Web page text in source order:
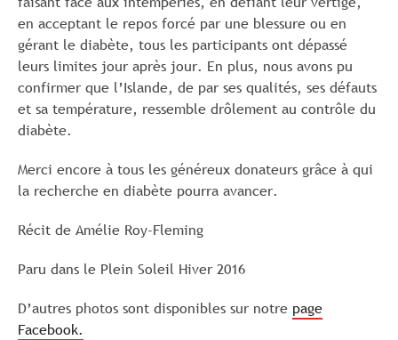
en acceptant le repos forcé par une blessure ou en
gérant le diabète, tous les participants ont dépassé
leurs limites jour après jour. En plus, nous avons pu
confirmer que l’Islande, de par ses qualités, ses défauts
et sa température, ressemble drôlement au contrôle du
diabète.
Merci encore à tous les généreux donateurs grâce à qui
la recherche en diabète pourra avancer.
Récit de Amélie Roy-Fleming
Paru dans le Plein Soleil Hiver 2016
D’autres photos sont disponibles sur notre page
Facebook.